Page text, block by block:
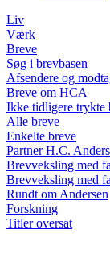
Liv
Værk
Breve
Søg i brevbasen
Afsendere og
Breve om HCA
Ikke tidligere trykte
Alle breve
Enkelte breve
Partner H.C.
Brevveksling med
Brevveksling med
Rundt om Andersen
Forskning
Titler oversat